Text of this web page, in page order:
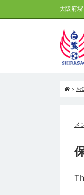
大阪府
> お
メ